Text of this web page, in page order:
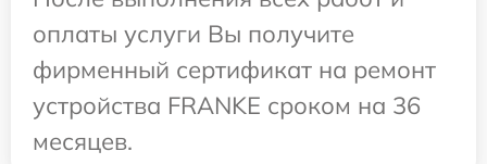
оплаты услуги Вы получите
фирменный сертификат на ремонт
устройства FRANKE сроком на 36
месяцев.